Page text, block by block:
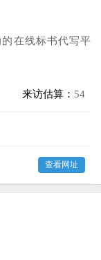
在线标书代写平
来访估算： 54
查看网址